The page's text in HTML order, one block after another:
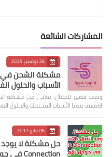
المشاركات الشائعة
26 نوفمبر 2025
الأسباب والحلول
اكتشف معنا الأسباب المحتملة والحلول
06 مايو 2017
Connection في جوجل بلاي